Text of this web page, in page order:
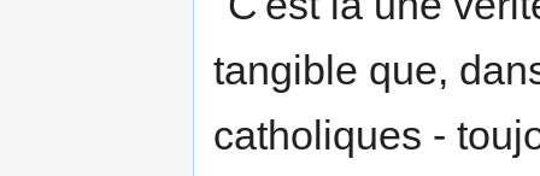
tangible que,
catholiques -